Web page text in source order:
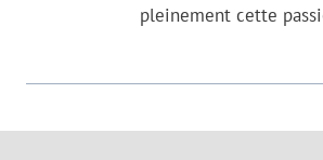
pleinement cette